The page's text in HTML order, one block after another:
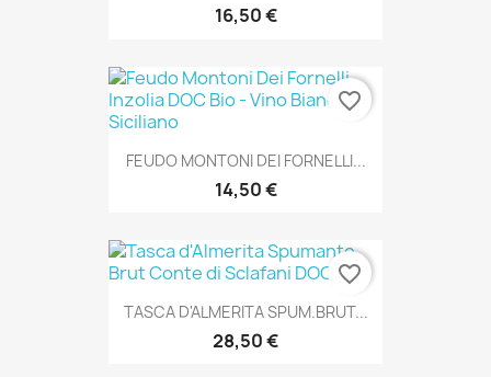
16,50 €
FEUDO MONTONI DEI FORNELLI...
14,50 €
favorite_border
TASCA D'ALMERITA SPUM.BRUT...
28,50 €
favorite_border